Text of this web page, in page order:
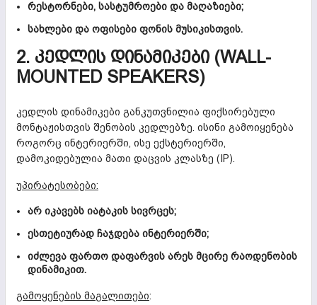
რესტორნები, სასტუმროები და მაღაზიები;
სახლები და ოფისები ფონის მუსიკისთვის.
2. ᲙᲔᲓᲚᲘᲡ ᲓᲘᲜᲐᲛᲘᲙᲔᲑᲘ (WALL-
MOUNTED SPEAKERS)
კედლის დინამიკები განკუთვნილია ფიქსირებული
მონტაჟისთვის შენობის კედლებზე. ისინი გამოიყენება
როგორც ინტერიერში, ისე ექსტერიერში,
დამოკიდებულია მათი დაცვის კლასზე (IP).
უპირატესობები:
არ იკავებს იატაკის სივრცეს;
ესთეტიურად ჩაჯდება ინტერიერში;
იძლევა ფართო დაფარვის არეს მცირე რაოდენობის
დინამიკით.
გამოყენების მაგალითები: